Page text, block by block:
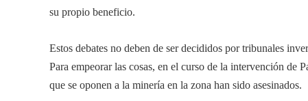
su propio beneficio.
Estos debates no deben de ser decididos por tribunales
Para empeorar las cosas, en el curso de la intervención
que se oponen a la minería en la zona han sido asesinados.